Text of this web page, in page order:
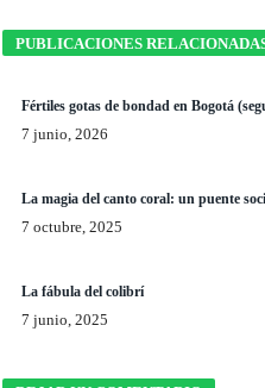
PUBLICACIONES
Fértiles gotas de bondad en Bogotá
7 junio, 2026
La magia del canto coral: un puente
7 octubre, 2025
La fábula del colibrí
7 junio, 2025